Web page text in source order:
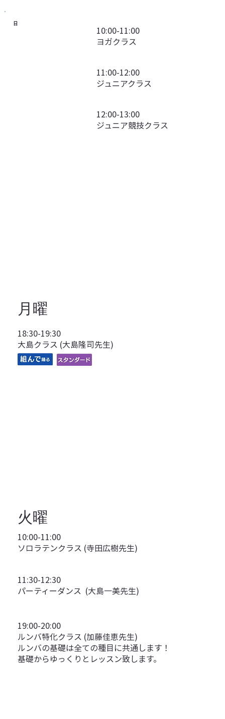
日
10:00-11:00
ヨガクラス
11:00-12:00
ジュニアクラス
12:00-13:00
ジュニア競技クラス
​月曜
18:30-19:30
大島クラス (大島隆司先生)
火曜
10:00-11:00
ソロラテンクラス (寺田広樹先生)
11:30-12:30
パーティーダンス (大島一美先生)
19:00-20:00
ルンバ特化クラス (加藤佳恵先生)
ルンバの基礎は全ての種目に共通します！
基礎からゆっくりとレッスン致します。